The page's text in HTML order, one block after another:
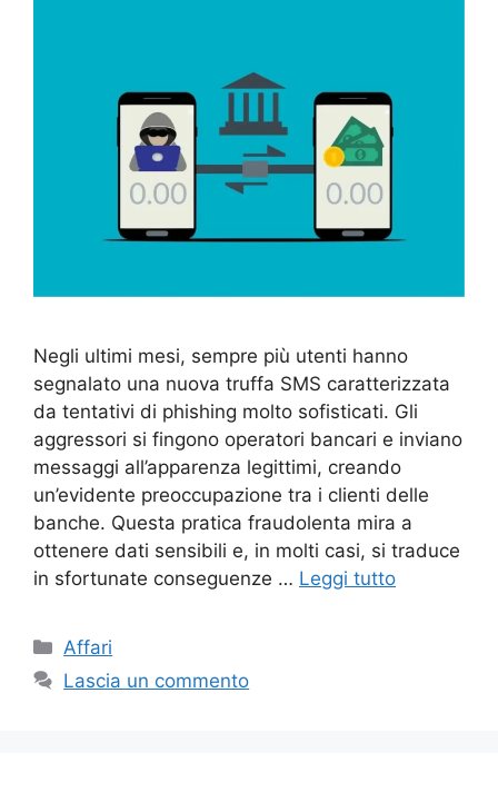
Negli ultimi mesi, sempre più utenti hanno
segnalato una nuova truffa SMS caratterizzata
da tentativi di phishing molto sofisticati. Gli
aggressori si fingono operatori bancari e inviano
messaggi all’apparenza legittimi, creando
un’evidente preoccupazione tra i clienti delle
banche. Questa pratica fraudolenta mira a
ottenere dati sensibili e, in molti casi, si traduce
in sfortunate conseguenze … Leggi tutto
Categorie
Affari
Lascia un commento